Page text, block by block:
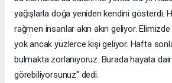
yağışlarla doğa yeniden kendini gösterdi.
rağmen insanlar akın akın geliyor.
yok ancak yüzlerce kişi geliyor. Hafta
bulmakta zorlanıyoruz. Burada hayata
görebiliyorsunuz" dedi.